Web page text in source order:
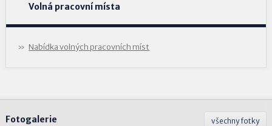
Volná pracovní místa
Nabídka volných pracovních míst
všechny fotky
Fotogalerie